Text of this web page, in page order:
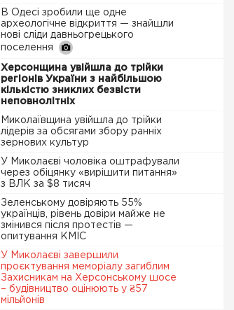
В Одесі зробили ще одне
археологічне відкриття — знайшли
нові сліди давньогрецького
поселення
Херсонщина увійшла до трійки
регіонів України з найбільшою
кількістю зниклих безвісти
неповнолітніх
Миколаївщина увійшла до трійки
лідерів за обсягами збору ранніх
зернових культур
У Миколаєві чоловіка оштрафували
через обіцянку «вирішити питання»
з ВЛК за $8 тисяч
Зеленському довіряють 55%
українців, рівень довіри майже не
змінився після протестів —
опитування КМІС
У Миколаєві завершили
проєктування меморіалу загиблим
Захисникам на Херсонському шосе
– будівництво оцінюють у ₴57
мільйонів